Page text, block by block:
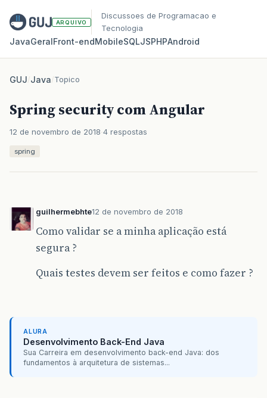
ARQUIVO
Discussoes de Programacao e
Tecnologia
JavaGeralFront‑endMobileSQLJSPHPAndroid
GUJ/Java/Topico
Spring security com Angular
12 de novembro de 2018 4 respostas
spring
guilhermebhte12 de novembro de 2018
Como validar se a minha aplicação está
segura ?
Quais testes devem ser feitos e como fazer ?
ALURA
Desenvolvimento Back-End Java
Sua Carreira em desenvolvimento back-end Java: dos
fundamentos à arquitetura de sistemas...